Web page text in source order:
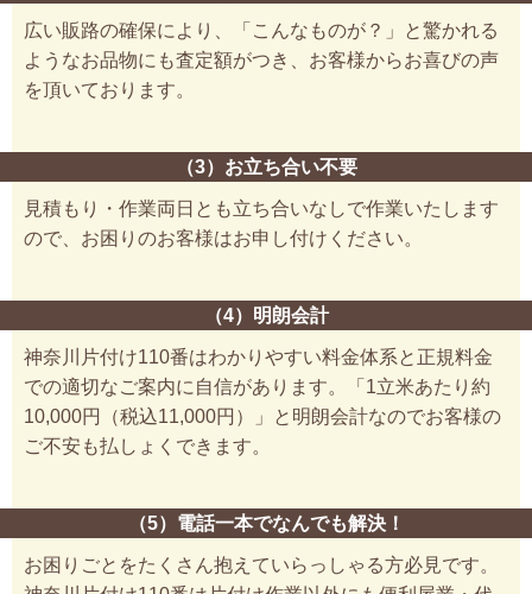
広い販路の確保により、「こんなものが？」と驚かれる
ようなお品物にも査定額がつき、お客様からお喜びの声
を頂いております。
（3）お立ち合い不要
見積もり・作業両日とも立ち合いなしで作業いたします
ので、お困りのお客様はお申し付けください。
（4）明朗会計
神奈川片付け110番はわかりやすい料金体系と正規料金
での適切なご案内に自信があります。「1立米あたり約
10,000円（税込11,000円）」と明朗会計なのでお客様の
ご不安も払しょくできます。
（5）電話一本でなんでも解決！
お困りごとをたくさん抱えていらっしゃる方必見です。